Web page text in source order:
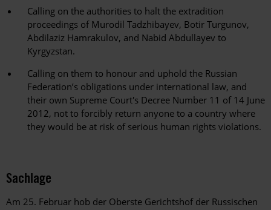
Calling on the authorities to halt the extradition
proceedings of Murodil Tadzhibayev, Botir Turgunov,
Abdilaziz Hamrakulov, and Nabid Abdullayev to
Kyrgyzstan.
Calling on them to honour and uphold the Russian
Federation’s obligations under international law, and
their own Supreme Court's Decree Number 11 of 14 June
2012, not to forcibly return anyone to a country where
they would be at risk of serious human rights violations.
Sachlage
Am 25. Februar hob der Oberste Gerichtshof der Russischen